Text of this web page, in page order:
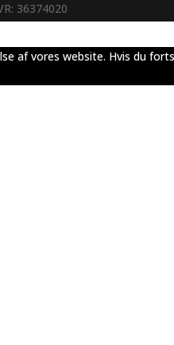
36374020
af vores website. Hvis du